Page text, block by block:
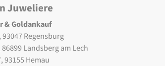
Juweliere
& Goldankauf
Regensburg
Landsberg am Lech
93155 Hemau